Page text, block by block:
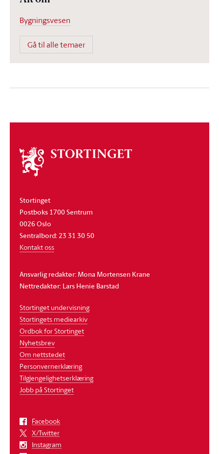
Bygningsvesen
Gå til alle temaer
Om
stortinget
Stortinget
Postboks 1700 Sentrum
0026 Oslo
Sentralbord: 23 31 30 50
Kontakt oss
Ansvarlig redaktør: Mona Mortensen Krane
Nettredaktør: Lars Henie Barstad
Stortinget undervisning
Stortingets mediearkiv
Ordbok for Stortinget
Nyhetsbrev
Om nettstedet
Personvernerklæring
Tilgjengelighetserklæring
Jobb på Stortinget
Facebook
X/Twitter
Instagram